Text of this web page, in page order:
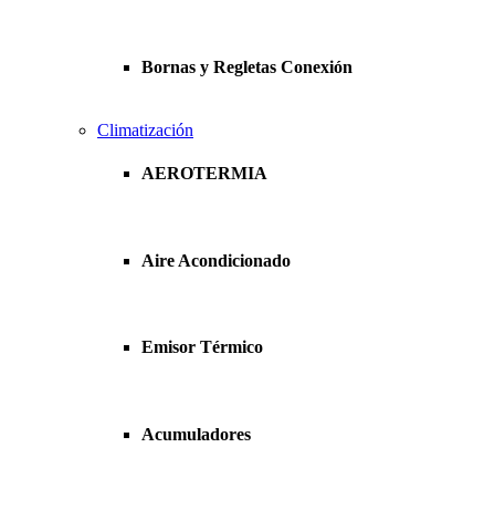
Bornas y Regletas Conexión
Climatización
AEROTERMIA
Aire Acondicionado
Emisor Térmico
Acumuladores